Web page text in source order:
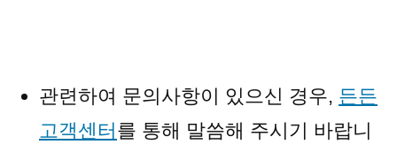
관련하여 문의사항이 있으신 경우, 든든
고객센터를 통해 말씀해 주시기 바랍니